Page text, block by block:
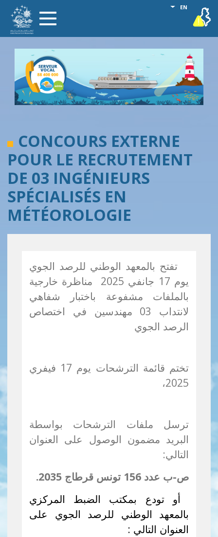
main
Toggle
navigation
EN
List
vigilance
CONCOURS EXTERNE
POUR LE RECRUTEMENT
DE 03 INGÉNIEURS
SPÉCIALISÉS EN
MÉTÉOROLOGIE
تفتح بالمعهد الوطني للرصد الجوي
يوم 17 جانفي 2025 مناظرة خارجية
بالملفات مشفوعة باختبار شفاهي
لانتداب 03 مهندسين في اختصاص
الرصد الجوي
تختم قائمة الترشحات يوم 17 فيفري
2025،
ترسل ملفات الترشحات بواسطة
البريد مضمون الوصول على العنوان
التالي:
ص-ب عدد 156 تونس قرطاج 2035.
أو تودع بمكتب الضبط المركزي
بالمعهد الوطني للرصد الجوي على
العنوان التالي :